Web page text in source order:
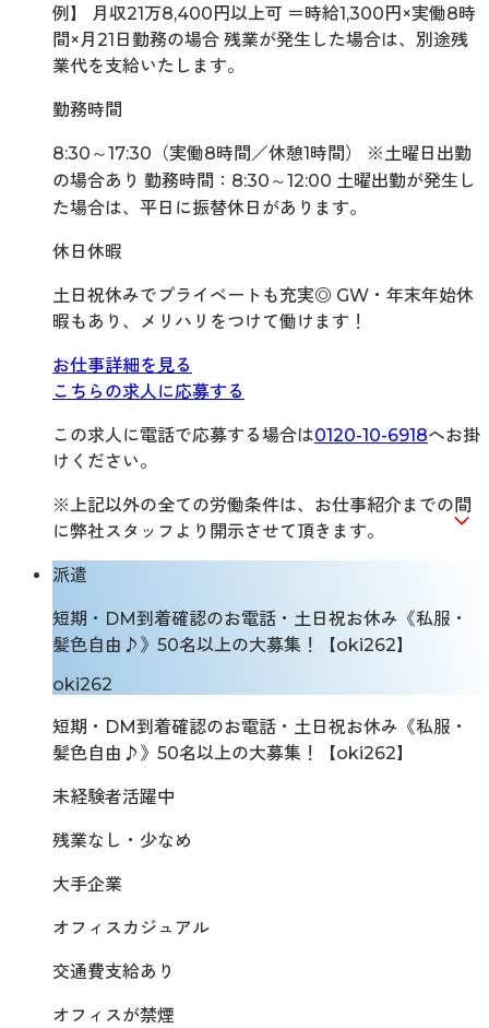
例】 月収21万8,400円以上可 ＝時給1,300円×実働8時
間×月21日勤務の場合 残業が発生した場合は、別途残
業代を支給いたします。
勤務時間
8:30～17:30（実働8時間／休憩1時間） ※土曜日出勤
の場合あり 勤務時間：8:30～12:00 土曜出勤が発生し
た場合は、平日に振替休日があります。
休日休暇
土日祝休みでプライベートも充実◎ GW・年末年始休
暇もあり、メリハリをつけて働けます！
お仕事詳細を見る
こちらの求人に応募する
この求人に電話で応募する場合は0120-10-6918へお掛
けください。
※上記以外の全ての労働条件は、お仕事紹介までの間
に弊社スタッフより開示させて頂きます。
派遣
短期・DM到着確認のお電話・土日祝お休み《私服・
髪色自由♪》50名以上の大募集！【oki262】
oki262
短期・DM到着確認のお電話・土日祝お休み《私服・
髪色自由♪》50名以上の大募集！【oki262】
未経験者活躍中
残業なし・少なめ
大手企業
オフィスカジュアル
交通費支給あり
オフィスが禁煙